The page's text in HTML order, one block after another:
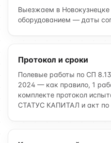
Выезжаем в
оборудованием — даты
Протокол и сроки
Полевые работы по СП
2024 — как правило, 1
комплекте протокол
СТАТУС КАПИТАЛ и акт по